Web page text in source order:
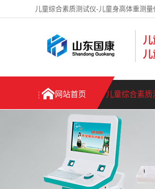
儿童综合素质测试仪-儿童身高体重测
网站首页 儿童综合素质